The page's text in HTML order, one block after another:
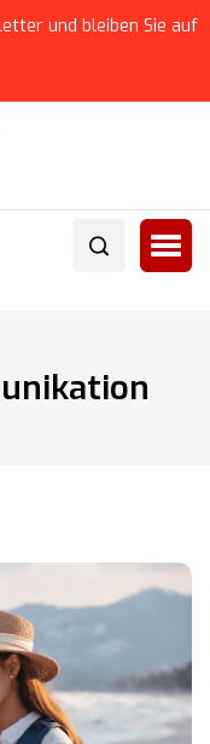
und bleiben Sie auf